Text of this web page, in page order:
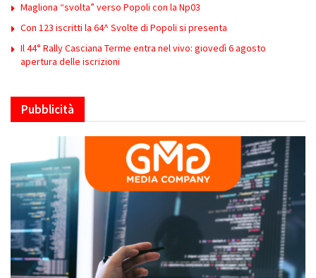
Magliona “svolta” verso Popoli con la Np03
Con 123 iscritti la 64^ Svolte di Popoli si presenta
Il 44° Rally Casciana Terme entra nel vivo: giovedì 6 agosto
apertura delle iscrizioni
Pubblicità